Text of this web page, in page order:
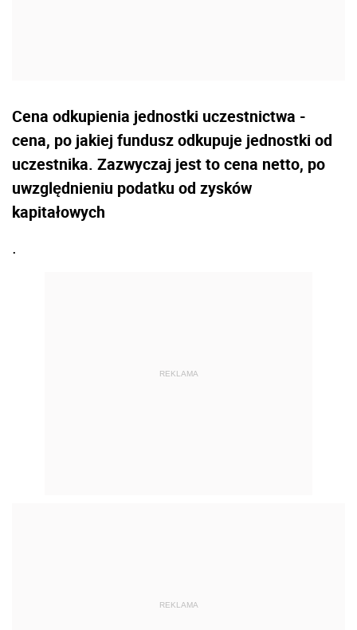
Cena odkupienia jednostki uczestnictwa -
cena, po jakiej fundusz odkupuje jednostki od
uczestnika. Zazwyczaj jest to cena netto, po
uwzględnieniu podatku od zysków
kapitałowych
.
REKLAMA
REKLAMA